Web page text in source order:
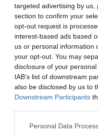
targeted advertising by
section to confirm your
opt-out request is
interest-based ads based
us or personal information
your opt-out. You may
disclosure of your
IAB’s list of downstream
also be disclosed by us to
Downstream Participants
Personal Data
Al final, la culpa
a ser de Meloni